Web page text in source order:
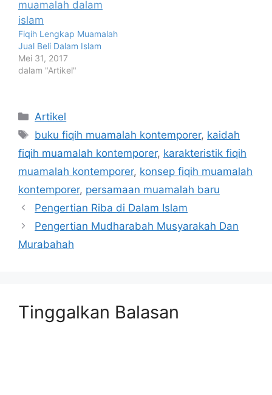
Fiqih Lengkap Muamalah
Jual Beli Dalam Islam
Mei 31, 2017
dalam "Artikel"
Kategori
Artikel
Tag
buku fiqih muamalah kontemporer, kaidah
fiqih muamalah kontemporer, karakteristik fiqih
muamalah kontemporer, konsep fiqih muamalah
kontemporer, persamaan muamalah baru
Pengertian Riba di Dalam Islam
Pengertian Mudharabah Musyarakah Dan
Murabahah
Tinggalkan Balasan